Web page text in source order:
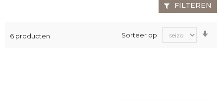
6 producten Sorteer op
FILTEREN